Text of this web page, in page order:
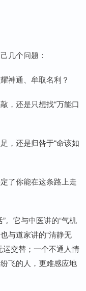
几个问题：
神通、牟取名利？
，还是只想找“万能口
，还是归咎于“命该如
了你能在这条路上走
。它与中医讲的“气机
与道家讲的“清静无
运交替；一个不通人情
飞的人，更难感应地